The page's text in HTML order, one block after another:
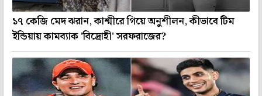
১৭ কেজি মেদ ঝরান, কাশ্মীরে গিয়ে অনুশীলন, কীভাবে টিম
ইন্ডিয়ায় কামব্যাক 'বিদ্রোহী' সরফরাজের?